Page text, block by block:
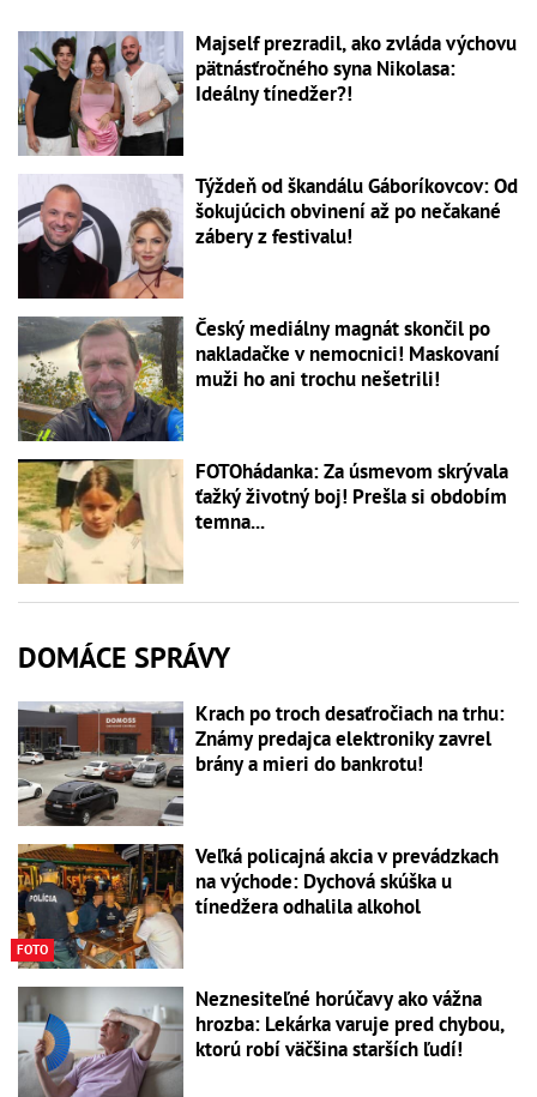
Majself prezradil, ako zvláda výchovu
pätnásťročného syna Nikolasa:
Ideálny tínedžer?!
Týždeň od škandálu Gáboríkovcov: Od
šokujúcich obvinení až po nečakané
zábery z festivalu!
Český mediálny magnát skončil po
nakladačke v nemocnici! Maskovaní
muži ho ani trochu nešetrili!
FOTOhádanka: Za úsmevom skrývala
ťažký životný boj! Prešla si obdobím
temna...
DOMÁCE SPRÁVY
Krach po troch desaťročiach na trhu:
Známy predajca elektroniky zavrel
brány a mieri do bankrotu!
FOTO
Veľká policajná akcia v prevádzkach
na východe: Dychová skúška u
tínedžera odhalila alkohol
Neznesiteľné horúčavy ako vážna
hrozba: Lekárka varuje pred chybou,
ktorú robí väčšina starších ľudí!